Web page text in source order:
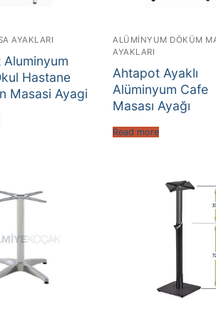
AYAKLARI
Hastane
Masasi Ayagi
ALÜMINYUM DÖKÜM
AYAKLARI
Ahtapot Ayaklı
Alüminyum Cafe
Masası Ayağı
Read more